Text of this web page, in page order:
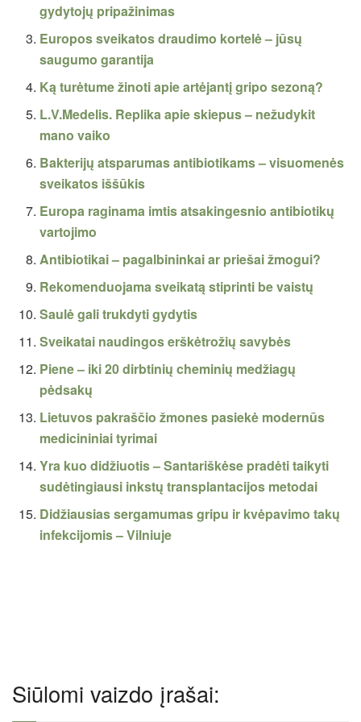
gydytojų pripažinimas
Europos sveikatos draudimo kortelė – jūsų
saugumo garantija
Ką turėtume žinoti apie artėjantį gripo sezoną?
L.V.Medelis. Replika apie skiepus – nežudykit
mano vaiko
Bakterijų atsparumas antibiotikams – visuomenės
sveikatos iššūkis
Europa raginama imtis atsakingesnio antibiotikų
vartojimo
Antibiotikai – pagalbininkai ar priešai žmogui?
Rekomenduojama sveikatą stiprinti be vaistų
Saulė gali trukdyti gydytis
Sveikatai naudingos erškėtrožių savybės
Piene – iki 20 dirbtinių cheminių medžiagų
pėdsakų
Lietuvos pakraščio žmones pasiekė modernūs
medicininiai tyrimai
Yra kuo didžiuotis – Santariškėse pradėti taikyti
sudėtingiausi inkstų transplantacijos metodai
Didžiausias sergamumas gripu ir kvėpavimo takų
infekcijomis – Vilniuje
Siūlomi vaizdo įrašai: